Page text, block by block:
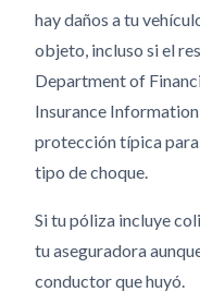
hay daños a tu
objeto, incluso si el
Department of
Insurance
protección típica para
tipo de choque.
Si tu póliza incluye
tu aseguradora
conductor que huyó.